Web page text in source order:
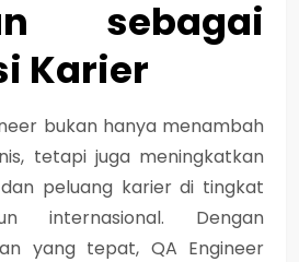
sebagai
Karier
bukan hanya menambah
tetapi juga meningkatkan
peluang karierdi tingkat
internasional. Dengan
yang tepat, QA Engineer